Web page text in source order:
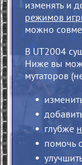
изменять и
режимов
можно
В UT2004
Ниже вы
мутаторов
глубже
помочь с